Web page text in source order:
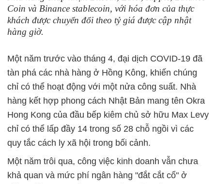
Coin và Binance stablecoin, với hóa đơn của thực
khách được chuyển đổi theo tỷ giá được cập nhật
hàng giờ.
Một năm trước vào tháng 4, đại dịch COVID-19 đã
tàn phá các nhà hàng ở Hồng Kông, khiến chúng
chỉ có thể hoạt động với một nửa công suất. Nhà
hàng kết hợp phong cách Nhật Bản mang tên Okra
Hong Kong của đầu bếp kiêm chủ sở hữu Max Levy
chỉ có thể lấp đầy 14 trong số 28 chỗ ngồi vì các
quy tắc cách ly xã hội trong bối cảnh.
Một năm trôi qua, công việc kinh doanh vẫn chưa
khả quan và mức phí ngân hàng "đắt cắt cổ" ở